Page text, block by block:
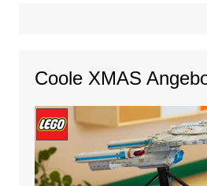
Coole XMAS